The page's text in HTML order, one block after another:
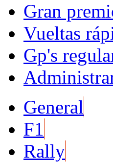
Gran
Vueltas
Gp's
General
F1
Rally